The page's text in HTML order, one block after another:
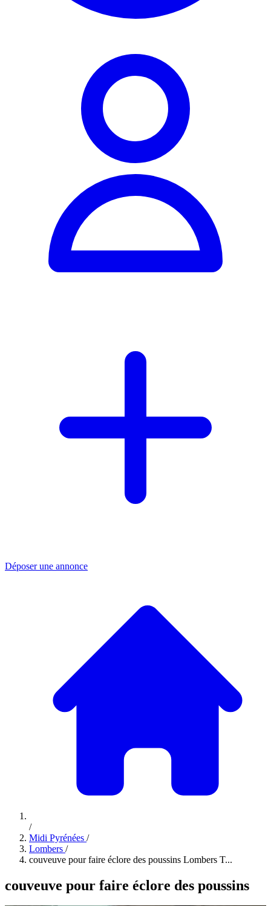
Déposer une annonce
/
Midi Pyrénées /
Lombers /
couveuve pour faire éclore des poussins Lombers T...
couveuve pour faire éclore des poussins